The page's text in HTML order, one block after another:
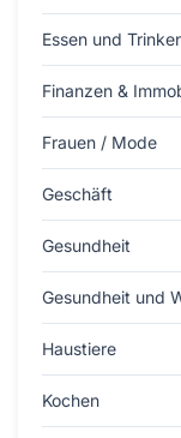
Essen und
Finanzen &
Frauen / Mode
Geschäft
Gesundheit
Gesundheit und
Haustiere
Kochen